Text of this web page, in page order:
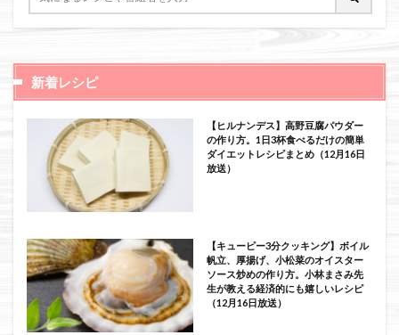
新着レシピ
【ヒルナンデス】高野豆腐パウダー
の作り方。1日3杯食べるだけの簡単
ダイエットレシピまとめ（12月16日
放送）
【キューピー3分クッキング】ボイル
帆立、厚揚げ、小松菜のオイスター
ソース炒めの作り方。小林まさみ先
生が教える経済的にも嬉しいレシピ
（12月16日放送）